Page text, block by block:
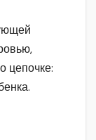
цепочке: